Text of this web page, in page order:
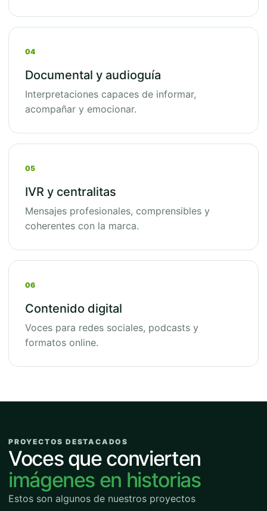
04
Documental y audioguía
Interpretaciones capaces de informar,
acompañar y emocionar.
05
IVR y centralitas
Mensajes profesionales, comprensibles y
coherentes con la marca.
06
Contenido digital
Voces para redes sociales, podcasts y
formatos online.
PROYECTOS DESTACADOS
Voces que convierten
imágenes en historias
Estos son algunos de nuestros proyectos